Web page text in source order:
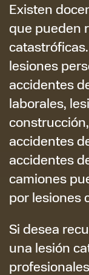
Existen
que pueden
lesiones
accidentes
laborales,
accidentes
accidentes
camiones
por lesiones
Si desea
una lesión